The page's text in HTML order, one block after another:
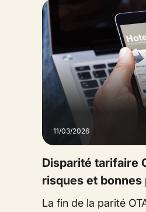
11/03/2026
Disparité tarifaire
risques et bonnes
La fin de la parité